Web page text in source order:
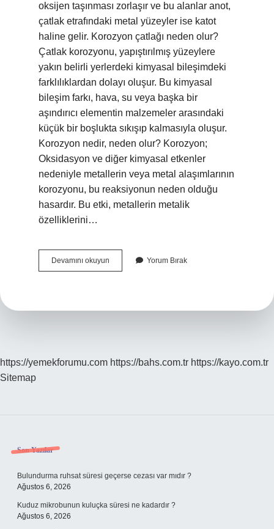
oksijen taşınması zorlaşır ve bu alanlar anot,
çatlak etrafındaki metal yüzeyler ise katot
haline gelir. Korozyon çatlağı neden olur?
Çatlak korozyonu, yapıştırılmış yüzeylere
yakın belirli yerlerdeki kimyasal bileşimdeki
farklılıklardan dolayı oluşur. Bu kimyasal
bileşim farkı, hava, su veya başka bir
aşındırıcı elementin malzemeler arasındaki
küçük bir boşlukta sıkışıp kalmasıyla oluşur.
Korozyon nedir, neden olur? Korozyon;
Oksidasyon ve diğer kimyasal etkenler
nedeniyle metallerin veya metal alaşımlarının
korozyonu, bu reaksiyonun neden olduğu
hasardır. Bu etki, metallerin metalik
özelliklerini…
Devamını okuyun Kavitasyon
Korozyonu
Yorum Bırak
https://yemekforumu.com https://bahs.com.tr https://kayo.com.tr
Sitemap
Sidebar
Son Yazılar
Bulundurma ruhsat süresi geçerse cezası var mıdır ?
Ağustos 6, 2026
Kuduz mikrobunun kuluçka süresi ne kadardır ?
Ağustos 6, 2026